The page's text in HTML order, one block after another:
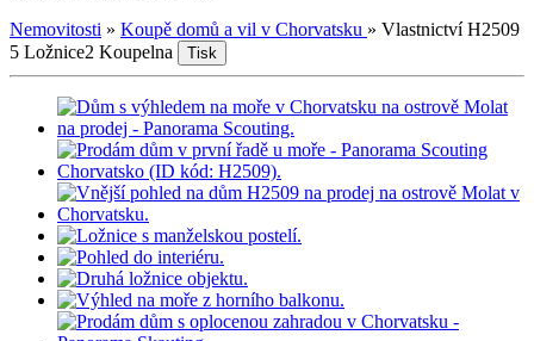
Nemovitosti » Koupě domů a vil v Chorvatsku » Vlastnictví H2509
5 Ložnice2 Koupelna Tisk